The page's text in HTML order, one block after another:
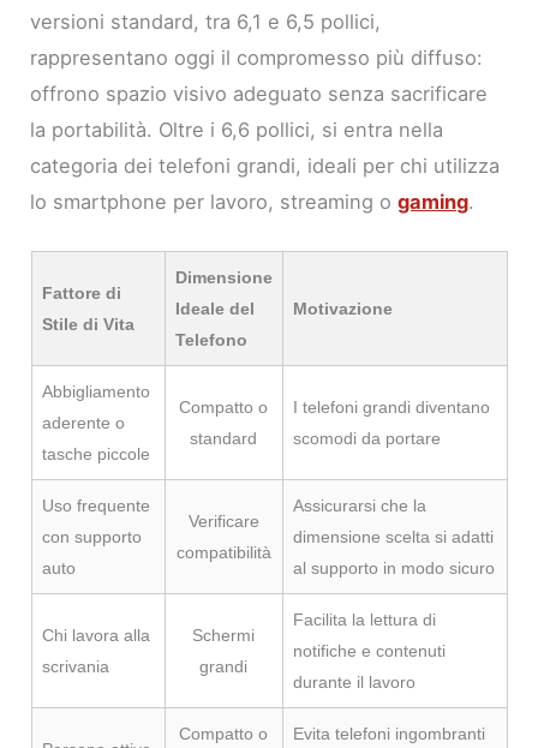
versioni standard, tra 6,1 e 6,5 pollici,
rappresentano oggi il compromesso più diffuso:
offrono spazio visivo adeguato senza sacrificare
la portabilità. Oltre i 6,6 pollici, si entra nella
categoria dei telefoni grandi, ideali per chi utilizza
lo smartphone per lavoro, streaming ogaming.
Fattore di
Stile di Vita
Dimensione
Ideale del
Telefono
Motivazione
Abbigliamento
aderente o
tasche piccole
Compatto o
standard
I telefoni grandi diventano
scomodi da portare
Uso frequente
con supporto
auto
Verificare
compatibilità
Assicurarsi che la
dimensione scelta si adatti
al supporto in modo sicuro
Chi lavora alla
scrivania
Schermi
grandi
Facilita la lettura di
notifiche e contenuti
durante il lavoro
Compatto o Evita telefoni ingombranti